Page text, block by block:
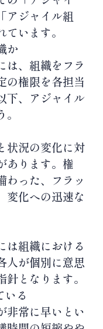
アジャイル組
います。
か
は、組織をフラ
の権限を各担当
下、アジャイル
状況の変化に対
あります。権
わった、フラッ
変化への迅速な
は組織における
人が個別に意思
となります。
いる
非常に早いとい